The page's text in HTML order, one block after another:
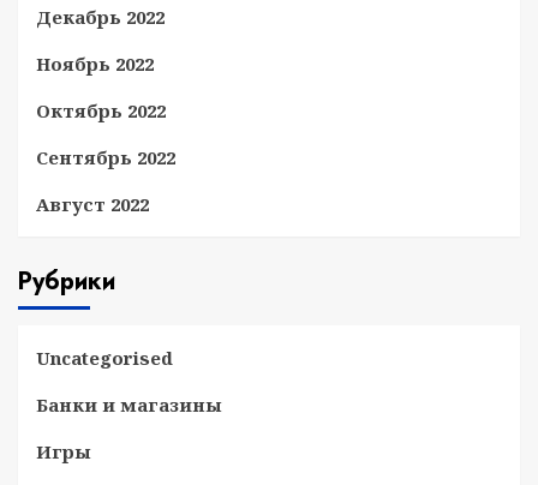
Декабрь 2022
Ноябрь 2022
Октябрь 2022
Сентябрь 2022
Август 2022
Рубрики
Uncategorised
Банки и магазины
Игры